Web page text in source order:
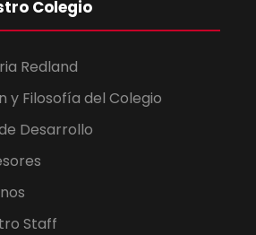
Colegio
Redland
y Filosofía del Colegio
Desarrollo
Staff